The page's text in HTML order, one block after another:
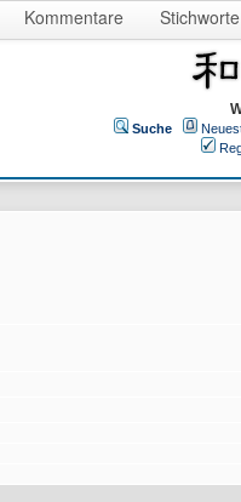
Kommentare Stichworte
Suche